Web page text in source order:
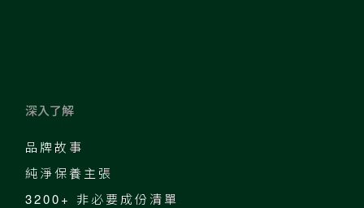
深入了解
品牌故事
純淨保養主張
3200+ 非必要成份清單